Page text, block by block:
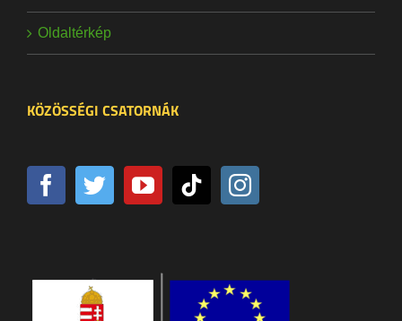
Oldaltérkép
KÖZÖSSÉGI CSATORNÁK